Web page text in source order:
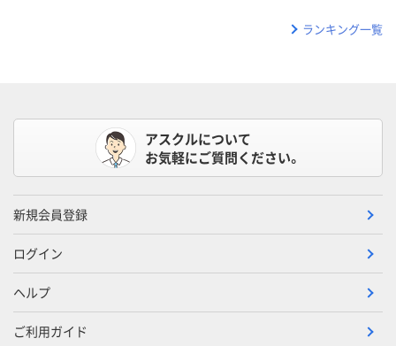
ランキング一覧
アスクルについて
お気軽にご質問ください。
新規会員登録
ログイン
ヘルプ
ご利用ガイド